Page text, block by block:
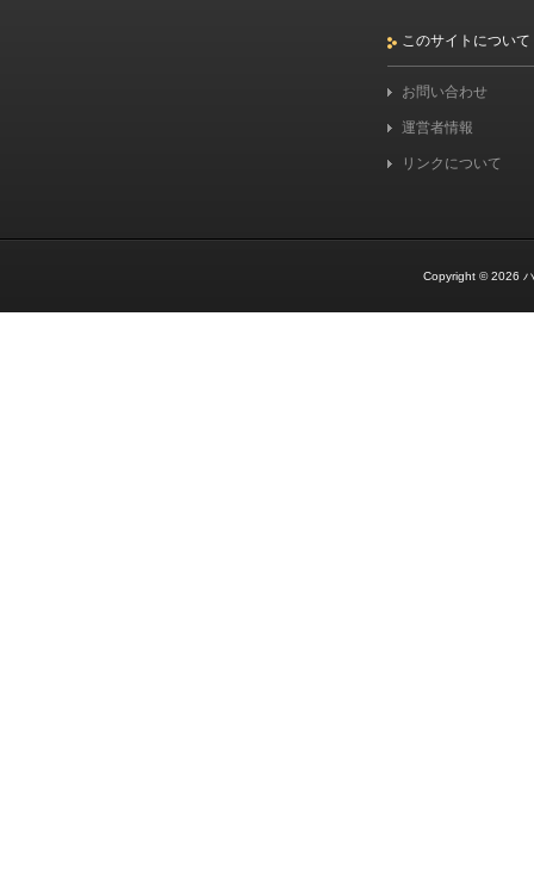
このサイトについて
お問い合わせ
運営者情報
リンクについて
Copyright © 2026